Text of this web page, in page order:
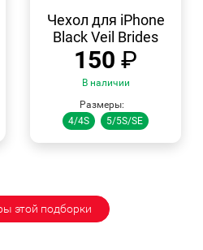
ПРОСМОТР
Чехол для iPhone
Black Veil Brides
150 ₽
В наличии
Размеры:
4/4S
5/5S/SE
этой подборки